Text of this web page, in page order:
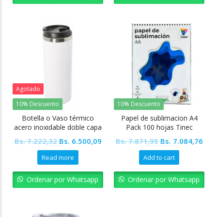
Agotado
10% Descuento
Botella o Vaso térmico
acero inoxidable doble capa
Bs.7.222,32 Original
price
was:
Bs. 7.222,32.
Bs. 6.500,09Current
Bs. 6.500,09.
Read more
Ordenar por Whatsapp
10% Descuento
Papel de sublimacion A4
Pack 100 hojas Tinec
Bs.7.871,95 Original
price
was:
Bs. 7.871,95.
Bs. 7.084,76
Bs.
Add to cart
Ordenar por Whatsapp